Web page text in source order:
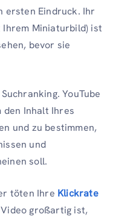
ersten Eindruck. Ihr
Ihrem Miniaturbild) ist
bevor sie
YouTube
den Inhalt Ihres
und zu bestimmen,
und
soll.
töten Ihre Klickrate
großartig ist,